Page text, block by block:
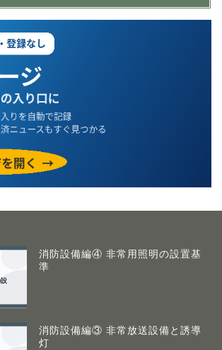
消防設備編④ 非常用照明の設置基
準
消防設備編③ 非常放送設備と誘導
灯